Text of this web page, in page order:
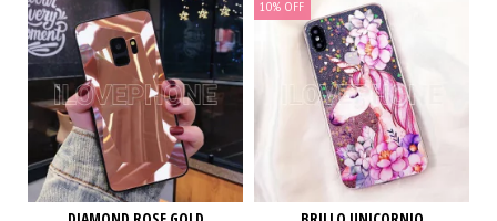
10% OFF